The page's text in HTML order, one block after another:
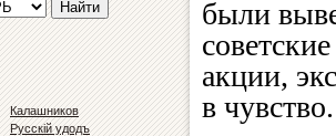
Калашников
Русскiй удодъ
были
акции,
в чувство.